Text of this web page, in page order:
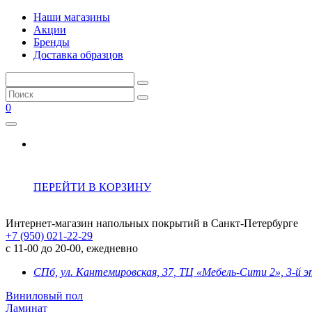
Наши магазины
Акции
Бренды
Доставка образцов
0
ПЕРЕЙТИ В КОРЗИНУ
Интернет-магазин напольных покрытий в Санкт-Петербурге
+7 (950) 021-22-29
с 11-00 до 20-00, ежедневно
СПб, ул. Кантемировская, 37, ТЦ «Мебель-Сити 2», 3-й
Виниловый пол
Ламинат